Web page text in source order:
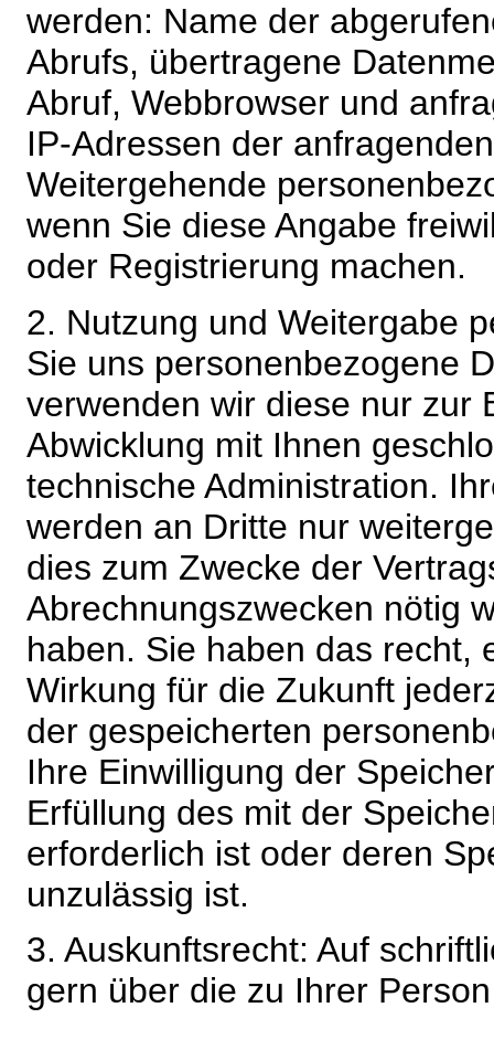
werden: Name der
Abrufs, übertragene
Abruf, Webbrowser und
IP-Adressen der
Weitergehende
wenn Sie diese Angabe
oder Registrierung machen.
2. Nutzung und Weitergabe
Sie uns personenbezogene
verwenden wir diese nur zur
Abwicklung mit Ihnen
technische Administration.
werden an Dritte nur
dies zum Zwecke der
Abrechnungszwecken nötig
haben. Sie haben das recht,
Wirkung für die Zukunft
der gespeicherten
Ihre Einwilligung der
Erfüllung des mit der
erforderlich ist oder deren
unzulässig ist.
3. Auskunftsrecht: Auf
gern über die zu Ihrer